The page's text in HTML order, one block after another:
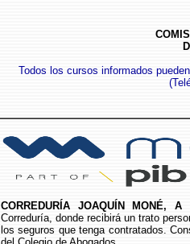
Todos los cursos informados
(
CORREDURÍA JOAQUÍN MONÉ, A
Correduría, donde recibirá un trato
los seguros que tenga contratados.